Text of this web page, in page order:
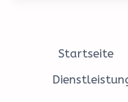
Startseite